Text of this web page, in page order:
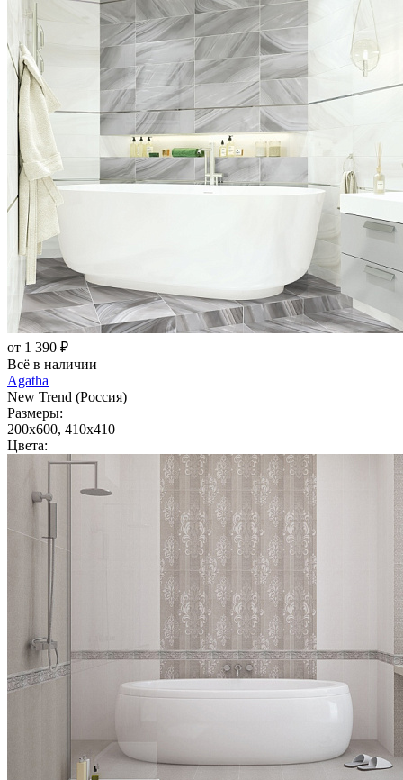
от 1 390 ₽
Всё в наличии
Agatha
New Trend (Россия)
Размеры:
200x600, 410x410
Цвета: